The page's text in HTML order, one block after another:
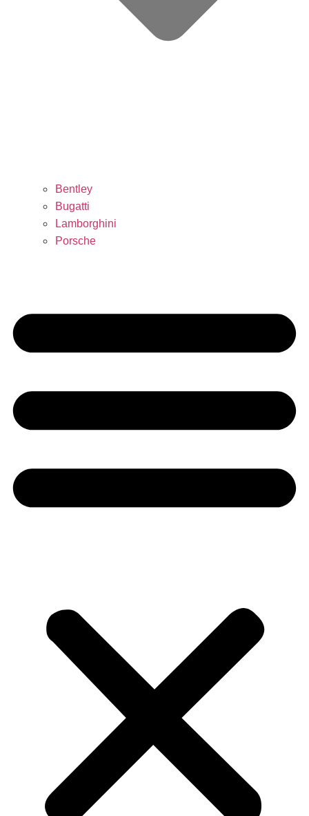
Bentley
Bugatti
Lamborghini
Porsche